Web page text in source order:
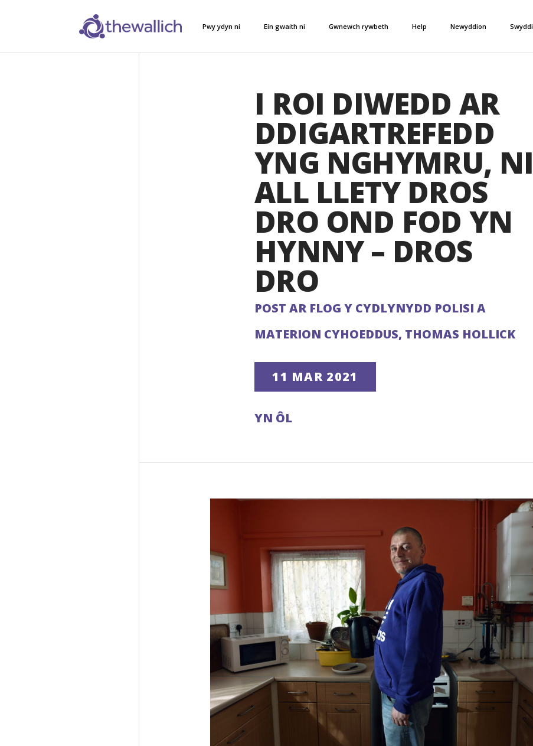
Pwy ydyn ni Ein gwaith ni Gwnewch rywbeth Help Newyddion Swyddi
I ROI DIWEDD AR
DDIGARTREFEDD
YNG NGHYMRU, NI
ALL LLETY DROS
DRO OND FOD YN
HYNNY – DROS
DRO
POST AR FLOG Y CYDLYNYDD POLISI A
MATERION CYHOEDDUS, THOMAS HOLLICK
11 MAR 2021
YN ÔL